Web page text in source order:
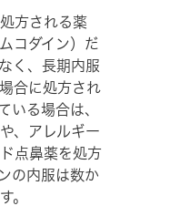
方される薬
コダイン）だ
く、長期内服
合に処方され
いる場合は、
、アレルギー
点鼻薬を処方
の内服は数か
。